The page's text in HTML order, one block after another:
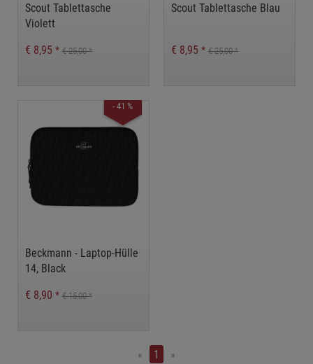
Scout Tablettasche
Violett
€ 8,95 * € 25,00*
Scout Tablettasche Blau
€ 8,95 * € 25,00*
- 41 %
Beckmann - Laptop-Hülle
14, Black
€ 8,90 * € 15,00*
« 1 »